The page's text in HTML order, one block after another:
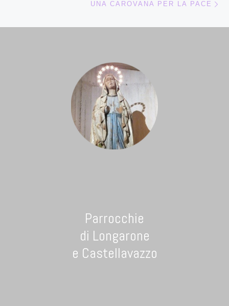
UNA CAROVANA PER LA PACE
Parrocchie
di Longarone
e Castellavazzo